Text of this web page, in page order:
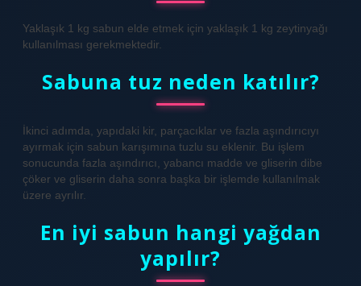
Yaklaşık 1 kg sabun elde etmek için yaklaşık 1 kg zeytinyağı
kullanılması gerekmektedir.
Sabuna tuz neden katılır?
İkinci adımda, yapıdaki kir, parçacıklar ve fazla aşındırıcıyı
ayırmak için sabun karışımına tuzlu su eklenir. Bu işlem
sonucunda fazla aşındırıcı, yabancı madde ve gliserin dibe
çöker ve gliserin daha sonra başka bir işlemde kullanılmak
üzere ayrılır.
En iyi sabun hangi yağdan
yapılır?